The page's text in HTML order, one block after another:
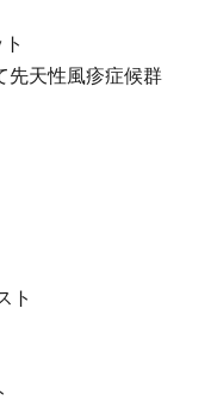
天性風疹症候群
ト